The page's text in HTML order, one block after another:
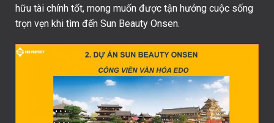
hữu tài chính tốt, mong muốn được tận hưởng cuộc sống
trọn vẹn khi tìm đến Sun Beauty Onsen.